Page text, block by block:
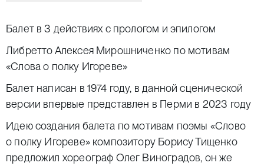
Балет в 3 действиях с прологом и эпилогом
Либретто Алексея Мирошниченко по мотивам
«Слова о полку Игореве»
Балет написан в 1974 году, в данной сценической
версии впервые представлен в Перми в 2023 году
Идею создания балета по мотивам поэмы «Слово
о полку Игореве» композитору Борису Тищенко
предложил хореограф Олег Виноградов, он же